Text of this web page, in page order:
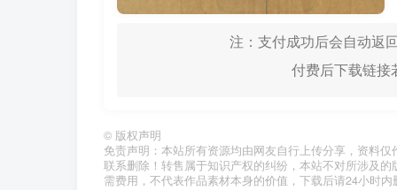
注：支付成功后会自动返
付费后下载链接
© 版权声明
免责声明：本站所有资源均由网友自行上传分享，资料
联系删除！转售属于知识产权的纠纷，本站不对所涉及
需费用，不代表作品素材本身的价值，下载后请24小时